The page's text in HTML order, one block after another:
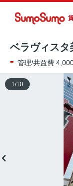
ベラヴィスタ
- 管理/共益費
1 /10